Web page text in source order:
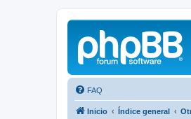
FAQ
Inicio Índice general